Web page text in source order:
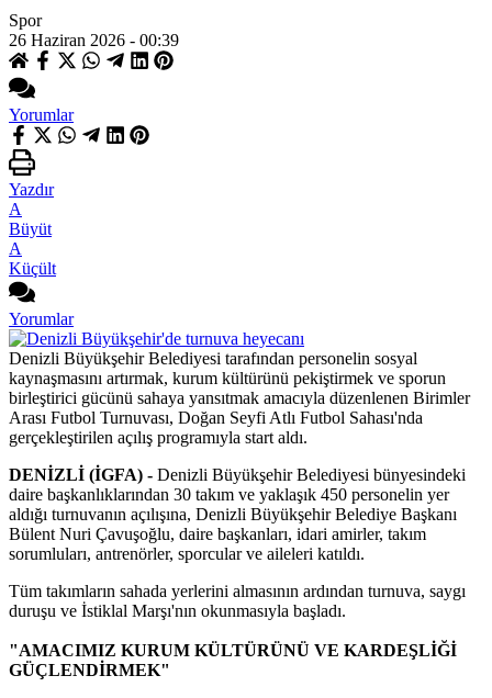
Spor
26 Haziran 2026 - 00:39
Yorumlar
Yazdır
A
Büyüt
A
Küçült
Yorumlar
Denizli Büyükşehir Belediyesi tarafından personelin sosyal
kaynaşmasını artırmak, kurum kültürünü pekiştirmek ve sporun
birleştirici gücünü sahaya yansıtmak amacıyla düzenlenen Birimler
Arası Futbol Turnuvası, Doğan Seyfi Atlı Futbol Sahası'nda
gerçekleştirilen açılış programıyla start aldı.
DENİZLİ (İGFA) - Denizli Büyükşehir Belediyesi bünyesindeki
daire başkanlıklarından 30 takım ve yaklaşık 450 personelin yer
aldığı turnuvanın açılışına, Denizli Büyükşehir Belediye Başkanı
Bülent Nuri Çavuşoğlu, daire başkanları, idari amirler, takım
sorumluları, antrenörler, sporcular ve aileleri katıldı.
Tüm takımların sahada yerlerini almasının ardından turnuva, saygı
duruşu ve İstiklal Marşı'nın okunmasıyla başladı.
"AMACIMIZ KURUM KÜLTÜRÜNÜ VE KARDEŞLİĞİ
GÜÇLENDİRMEK"